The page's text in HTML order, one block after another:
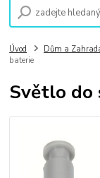
Úvod Dům a
baterie
Světlo do